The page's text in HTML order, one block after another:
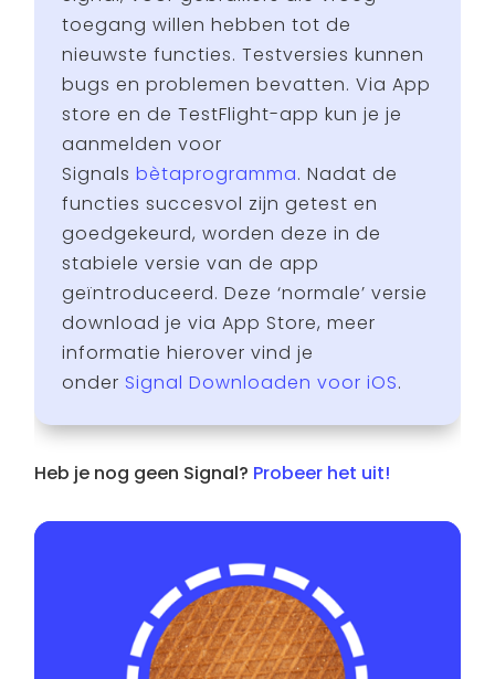
toegang willen hebben tot de
nieuwste functies. Testversies kunnen
bugs en problemen bevatten. Via App
store en de TestFlight-app kun je je
aanmelden voor
Signalsbètaprogramma. Nadat de
functies succesvol zijn getest en
goedgekeurd, worden deze in de
stabiele versie van de app
geïntroduceerd. Deze ‘normale’ versie
download je via App Store, meer
informatie hierover vind je
onder Signal Downloaden voor iOS.
Heb je nog geen Signal? Probeer het uit!